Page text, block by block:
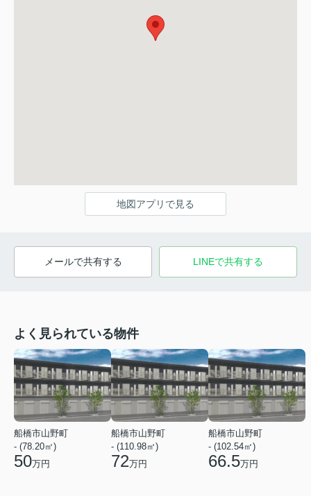
地図アプリで見る
メールで共有する LINEで共有する
よく見られている物件
船橋市山野町
- (78.20㎡)
50万円
船橋市山野町
- (110.98㎡)
72万円
船橋市山野町
- (102.54㎡)
66.5万円